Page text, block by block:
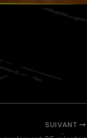
SUIVANT